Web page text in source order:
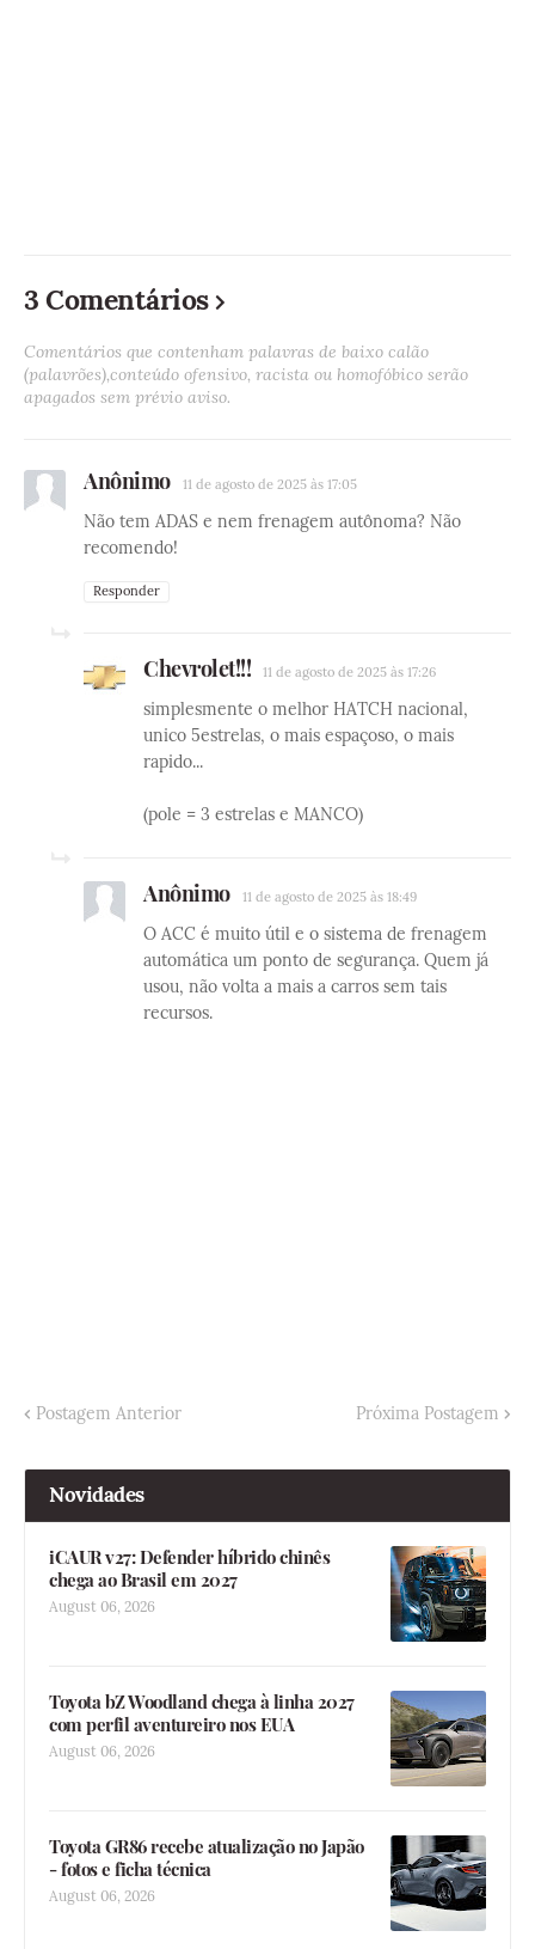
3 Comentários
Comentários que contenham palavras de baixo calão
(palavrões),conteúdo ofensivo, racista ou homofóbico serão
apagados sem prévio aviso.
Anônimo 11 de agosto de 2025 às 17:05
Não tem ADAS e nem frenagem autônoma? Não
recomendo!
Responder
Chevrolet!!! 11 de agosto de 2025 às 17:26
simplesmente o melhor HATCH nacional,
unico 5estrelas, o mais espaçoso, o mais
rapido...
(pole = 3 estrelas e MANCO)
Anônimo 11 de agosto de 2025 às 18:49
O ACC é muito útil e o sistema de frenagem
automática um ponto de segurança. Quem já
usou, não volta a mais a carros sem tais
recursos.
Postagem Anterior Próxima Postagem
Novidades
iCAUR v27: Defender híbrido chinês
chega ao Brasil em 2027
August 06, 2026
Toyota bZ Woodland chega à linha 2027
com perfil aventureiro nos EUA
August 06, 2026
Toyota GR86 recebe atualização no Japão
- fotos e ficha técnica
August 06, 2026